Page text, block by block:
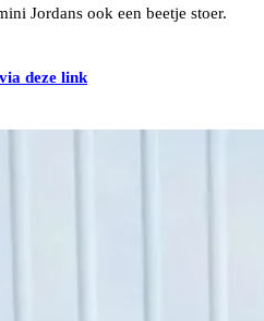
Jordans ook een beetje stoer.
deze link